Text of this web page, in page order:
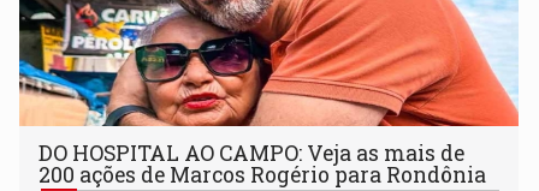
DO HOSPITAL AO CAMPO: Veja as mais de
200 ações de Marcos Rogério para Rondônia